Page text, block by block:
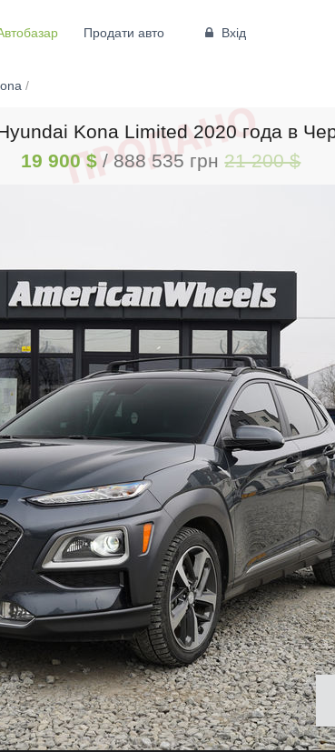
Продати авто Вхід
/
Kona Limited 2020 года в
19 900 $ / 888 535 грн 21 200 $